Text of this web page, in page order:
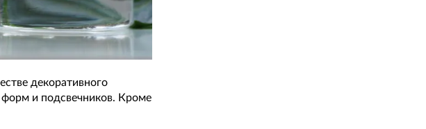
декоративного
и подсвечников. Кроме